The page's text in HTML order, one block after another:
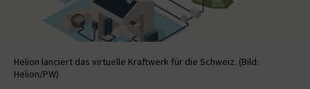
Helion lanciert das virtuelle Kraftwerk für die Schweiz. (Bild:
Helion/PW)